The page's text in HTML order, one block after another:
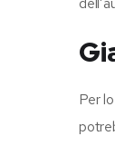
Per